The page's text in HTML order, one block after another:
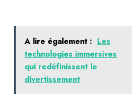
A lire également : Les
technologies immersives
qui redéfinissent le
divertissement